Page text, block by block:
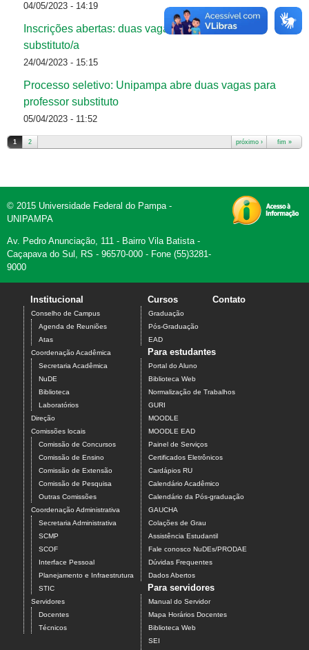
04/05/2023 - 14:19
Inscrições abertas: duas vagas para professor/a
substituto/a
24/04/2023 - 15:15
Processo seletivo: Unipampa abre duas vagas para
professor substituto
05/04/2023 - 11:52
1 2 próximo › fim »
© 2015 Universidade Federal do Pampa -
UNIPAMPA
Av. Pedro Anunciação, 111 - Bairro Vila Batista -
Caçapava do Sul, RS - 96570-000 - Fone (55)3281-
9000
Institucional
Conselho de Campus
Agenda de Reuniões
Atas
Coordenação Acadêmica
Secretaria Acadêmica
NuDE
Biblioteca
Laboratórios
Direção
Comissões locais
Comissão de Concursos
Comissão de Ensino
Comissão de Extensão
Comissão de Pesquisa
Outras Comissões
Coordenação Administrativa
Secretaria Administrativa
SCMP
SCOF
Interface Pessoal
Planejamento e Infraestrutura
STIC
Servidores
Docentes
Técnicos
Cursos
Graduação
Pós-Graduação
EAD
Contato
Para estudantes
Portal do Aluno
Biblioteca Web
Normalização de Trabalhos
GURI
MOODLE
MOODLE EAD
Painel de Serviços
Certificados Eletrônicos
Cardápios RU
Calendário Acadêmico
Calendário da Pós-graduação
GAUCHA
Colações de Grau
Assistência Estudantil
Fale conosco NuDEs/PRODAE
Dúvidas Frequentes
Dados Abertos
Para servidores
Manual do Servidor
Mapa Horários Docentes
Biblioteca Web
SEI